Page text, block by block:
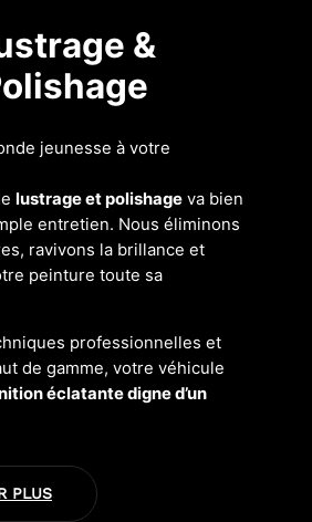
&
jeunesse à votre
lustrage et polishage va bien
entretien. Nous éliminons
ravivons la brillance et
peinture toute sa
professionnelles et
de gamme, votre véhicule
éclatante digne d’un
PLUS